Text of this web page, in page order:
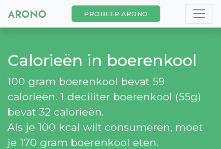
PROBEER ARONO
Calorieën in boerenkool
100 gram boerenkool bevat 59
calorieën. 1 deciliter boerenkool (55g)
bevat 32 calorieën.
Als je 100 kcal wilt consumeren, moet
je 170 gram boerenkool eten.